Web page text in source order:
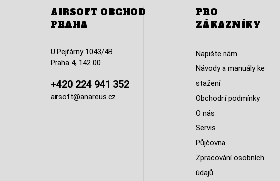
AIRSOFT OBCHOD
PRAHA
U Pejřárny 1043/4B
Praha 4, 142 00
+420 224 941 352
airsoft@anareus.cz
PRO
ZÁKAZNÍKY
Napište nám
Návody a manuály ke
stažení
Obchodní podmínky
O nás
Servis
Půjčovna
Zpracování osobních
údajů